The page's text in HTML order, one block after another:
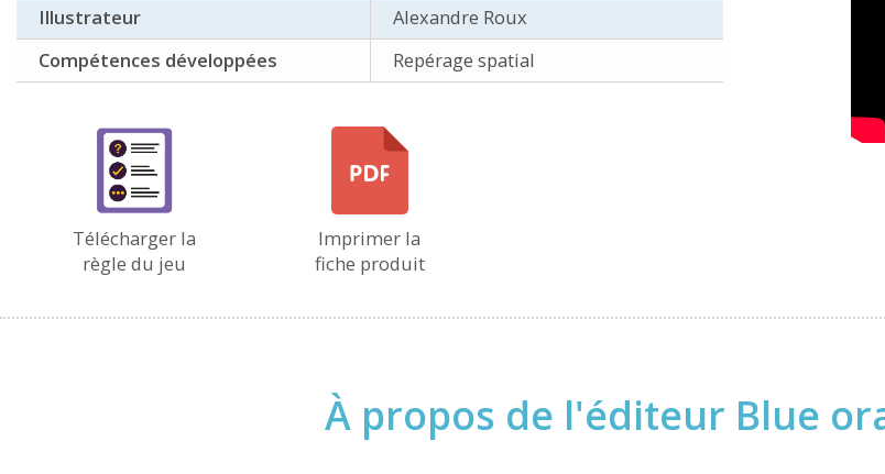
Illustrateur
Alexandre Roux
Compétences développées
Repérage spatial
Télécharger la
règle du jeu
Imprimer la
fiche produit
À propos de l'éditeur Blue